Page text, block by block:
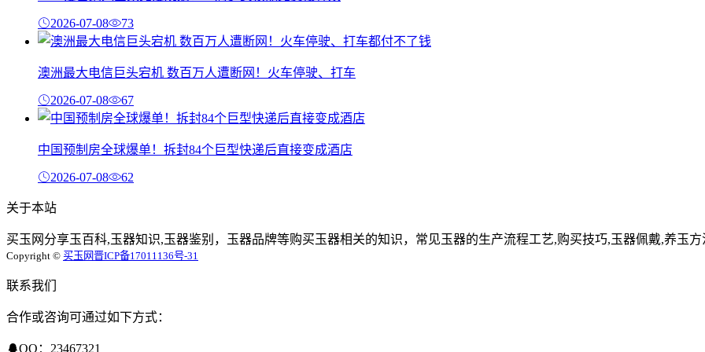
2026-07-08 73
澳洲最大电信巨头宕机 数百万人遭断网！火车停驶、打车
2026-07-08 67
中国预制房全球爆单！拆封84个巨型快递后直接变成酒店
2026-07-08 62
关于本站
买玉网分享玉百科,玉器知识,玉器鉴别，玉器品牌等购买玉器相关的知识，常见玉器的生产流程工艺,购买技巧,玉器佩戴,养玉方
Copyright © 买玉网晋ICP备17011136号-31
联系我们
合作或咨询可通过如下方式：
QQ：23467321